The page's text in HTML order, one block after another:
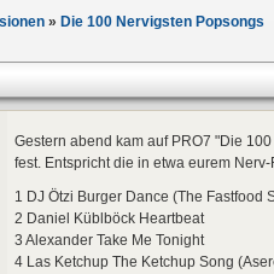
» Die 100 Nervigsten Popsongs
Gestern abend kam auf PRO7 "Die
fest. Entspricht die in etwa eurem Nerv-
1 DJ Ötzi Burger Dance (The Fastfood
2 Daniel Küblböck Heartbeat
3 Alexander Take Me Tonight
4 Las Ketchup The Ketchup Song